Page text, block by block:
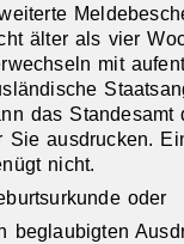
älter als vier
mit
das
Sie ausdrucken.
nicht.
oder
beglaubigten